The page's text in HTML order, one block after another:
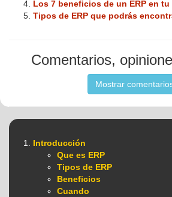
Los 7 beneficios de un ERP en tu
Tipos de ERP que podrás
Comentarios,
Mostrar
Introducción
Que es ERP
Tipos de ERP
Beneficios
Cuando